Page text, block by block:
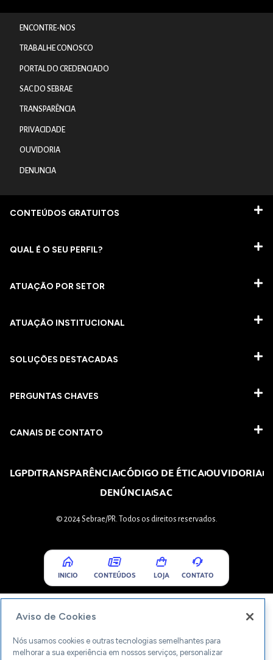
ENCONTRE-NOS
TRABALHE CONOSCO
PORTAL DO CREDENCIADO
SAC DO SEBRAE
TRANSPARÊNCIA
PRIVACIDADE
OUVIDORIA
DENUNCIA
CONTEÚDOS GRATUITOS
QUAL É O SEU PERFIL?
ATUAÇÃO POR SETOR
ATUAÇÃO INSTITUCIONAL
SOLUÇÕES DESTACADAS
PERGUNTAS CHAVES​
CANAIS DE CONTATO
LGPDTRANSPARÊNCIACÓDIGO DE ÉTICAOUVIDORIA
DENÚNCIASAC
© 2024 Sebrae/PR. Todos os direitos reservados.
INICIO CONTEÚDOS LOJA CONTATO
Aviso de Cookies
Nós usamos cookies e outras tecnologias semelhantes para
melhorar a sua experiência em nossos serviços, personalizar